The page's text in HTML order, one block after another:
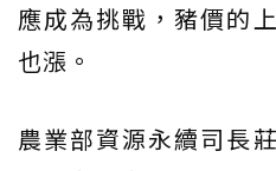
應成為挑戰，豬價的
也漲。
農業部資源永續司長